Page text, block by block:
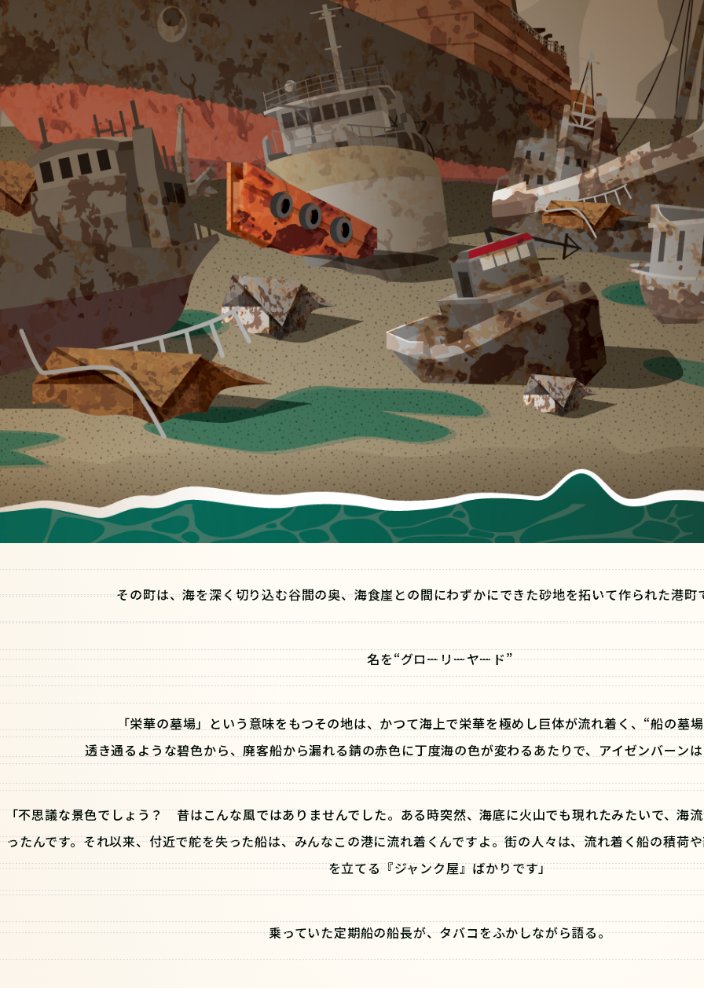
その町は、海を深く切り込む谷間の奥、海食崖との間にわずかにできた砂地を拓いて作られた港町
名を“グローリーヤード”
「栄華の墓場」という意味をもつその地は、かつて海上で栄華を極めし巨体が流れ着く、“船の墓
透き通るような碧色から、廃客船から漏れる錆の赤色に丁度海の色が変わるあたりで、アイゼンバーン
「不思議な景色でしょう？ 昔はこんな風ではありませんでした。ある時突然、海底に火山でも現れたみたいで、海
ったんです。それ以来、付近で舵を失った船は、みんなこの港に流れ着くんですよ。街の人々は、流れ着く船の積荷
を立てる『ジャンク屋』ばかりです」
乗っていた定期船の船長が、タバコをふかしながら語る。